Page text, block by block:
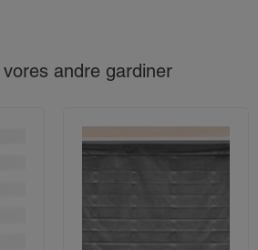
andre gardiner